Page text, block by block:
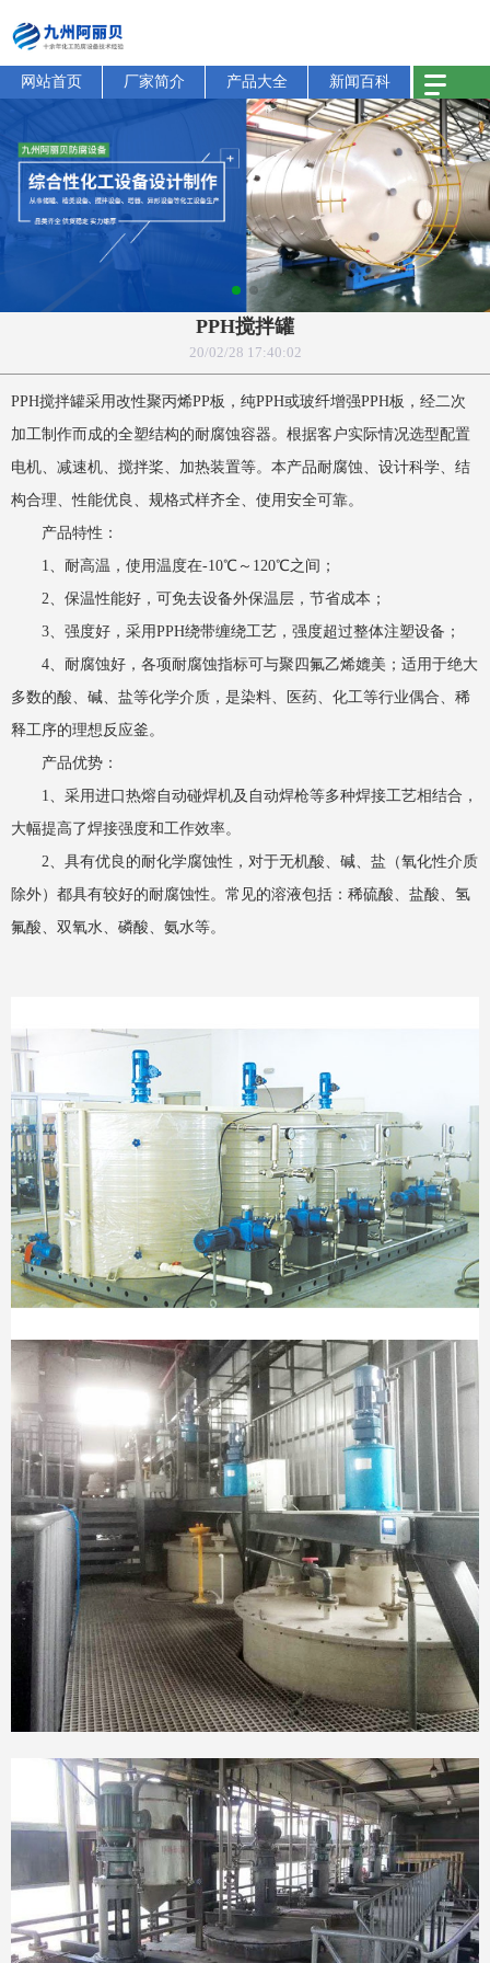
网站首页 厂家简介 产品大全 新闻百科
PPH搅拌罐
20/02/28 17:40:02
PPH搅拌罐采用改性聚丙烯PP板，纯PPH或玻纤增强PPH板，经二次
加工制作而成的全塑结构的耐腐蚀容器。根据客户实际情况选型配置
电机、减速机、搅拌桨、加热装置等。本产品耐腐蚀、设计科学、结
构合理、性能优良、规格式样齐全、使用安全可靠。
产品特性：
1、耐高温，使用温度在-10℃～120℃之间；
2、保温性能好，可免去设备外保温层，节省成本；
3、强度好，采用PPH绕带缠绕工艺，强度超过整体注塑设备；
4、耐腐蚀好，各项耐腐蚀指标可与聚四氟乙烯媲美；适用于绝大
多数的酸、碱、盐等化学介质，是染料、医药、化工等行业偶合、稀
释工序的理想反应釜。
产品优势：
1、采用进口热熔自动碰焊机及自动焊枪等多种焊接工艺相结合，
大幅提高了焊接强度和工作效率。
2、具有优良的耐化学腐蚀性，对于无机酸、碱、盐（氧化性介质
除外）都具有较好的耐腐蚀性。常见的溶液包括：稀硫酸、盐酸、氢
氟酸、双氧水、磷酸、氨水等。